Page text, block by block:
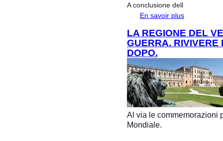
A conclusione dell
En savoir plus
LA REGIONE DEL
GUERRA. RIVIVERE
DOPO.
Al via le commemorazioni
Mondiale.